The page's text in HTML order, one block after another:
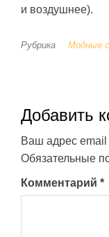
и воздушнее).
Рубрика Модные
Добавить
Ваш адрес email
Обязательные
Комментарий *